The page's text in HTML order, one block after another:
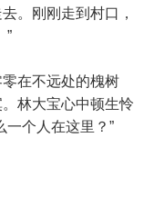
。刚刚走到村口，
”
在不远处的槐树
林大宝心中顿生怜
一个人在这里？”